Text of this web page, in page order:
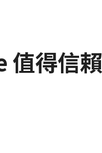
值得信賴